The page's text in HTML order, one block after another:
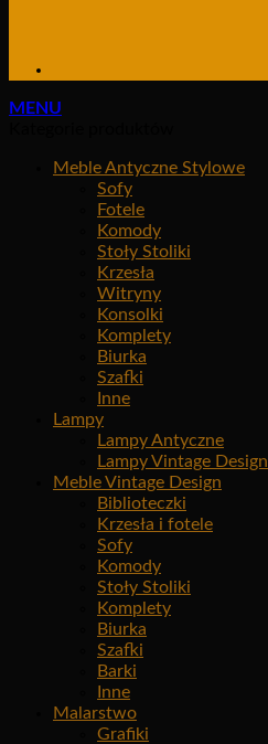
MENU
Meble Antyczne Stylowe
Sofy
Fotele
Komody
Stoły Stoliki
Krzesła
Witryny
Konsolki
Komplety
Biurka
Szafki
Inne
Lampy
Lampy Antyczne
Lampy Vintage Design
Meble Vintage Design
Biblioteczki
Krzesła i fotele
Sofy
Komody
Stoły Stoliki
Komplety
Biurka
Szafki
Barki
Inne
Malarstwo
Grafiki